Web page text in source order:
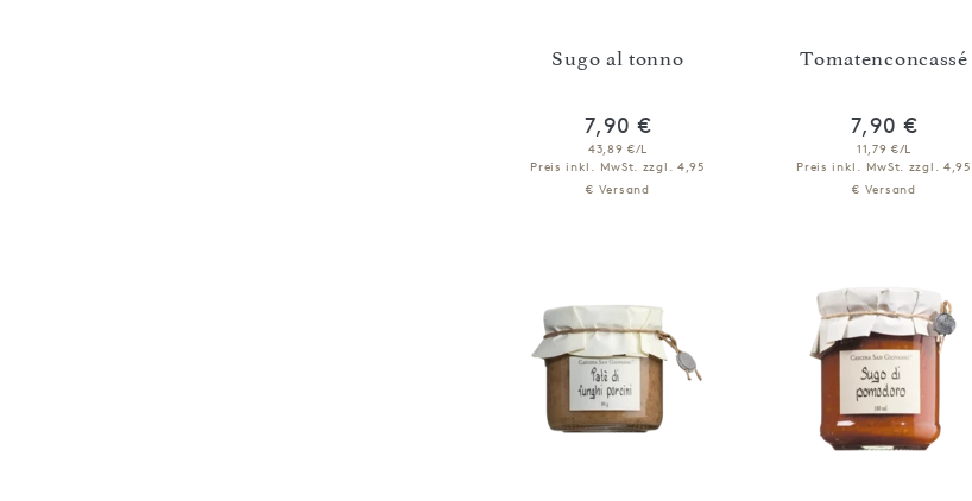
Sugo al tonno
7,90 €
43,89 €/L
Preis inkl. MwSt. zzgl. 4,95
€ Versand
Tomatenconcassé
7,90 €
11,79 €/L
Preis inkl. MwSt. zzgl. 4,95
€ Versand